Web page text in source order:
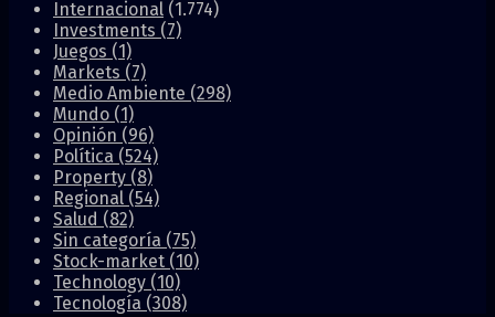
Internacional (1.774)
Investments (7)
Juegos (1)
Markets (7)
Medio Ambiente (298)
Mundo (1)
Opinión (96)
Política (524)
Property (8)
Regional (54)
Salud (82)
Sin categoría (75)
Stock-market (10)
Technology (10)
Tecnología (308)